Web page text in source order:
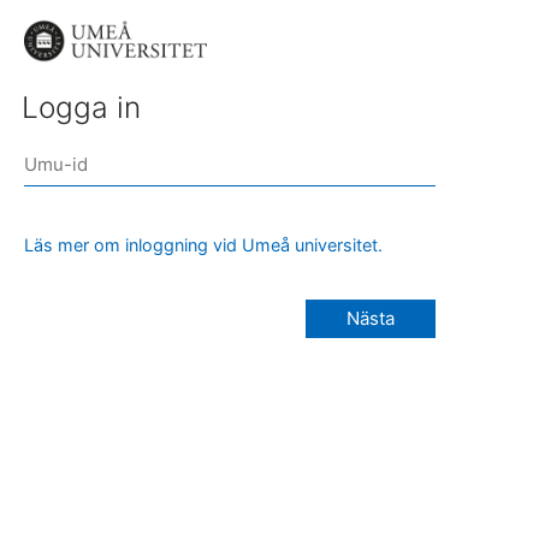
Logga in
Läs mer om inloggning vid Umeå universitet.
Nästa